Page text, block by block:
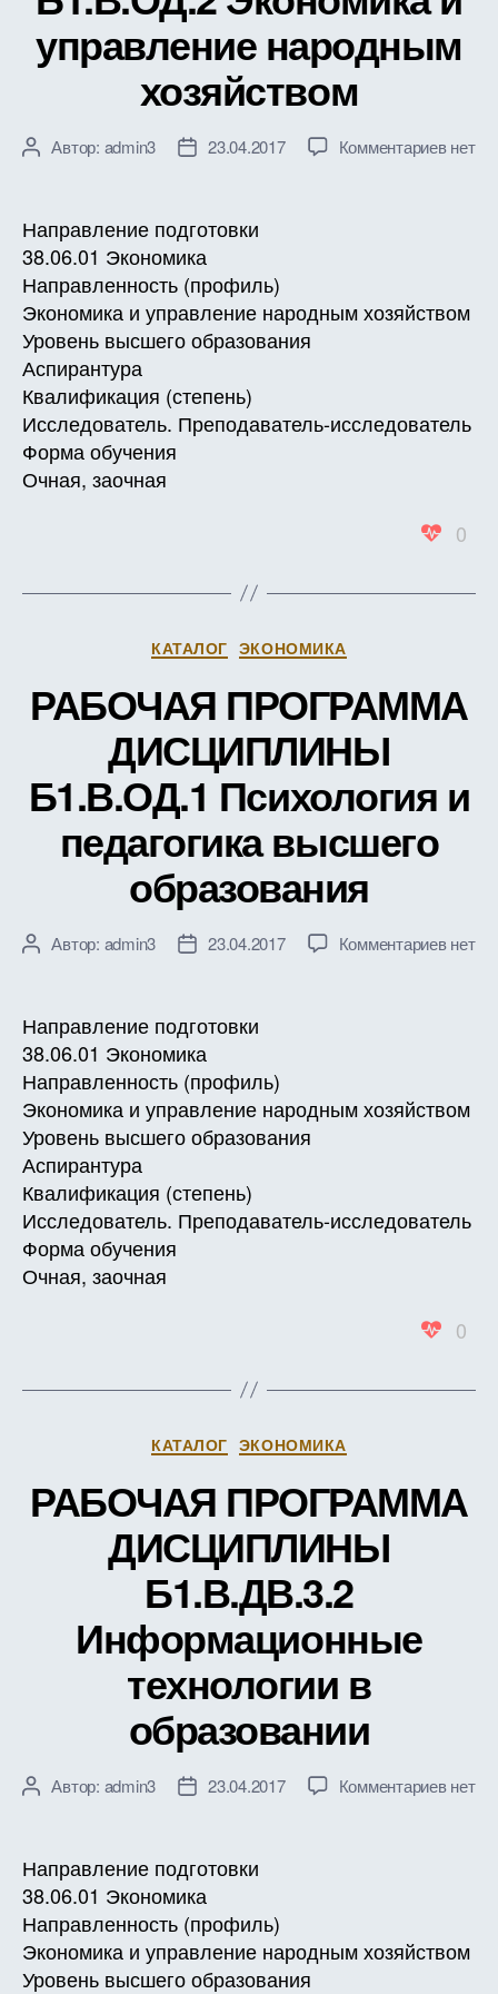
управление народным
хозяйством
АвторАвтор: admin3
Дата23.04.2017 Комментариевк
и
нет
Направление подготовки
38.06.01 Экономика
Направленность (профиль)
Экономика и управление народным хозяйством
Уровень высшего образования
Аспирантура
Квалификация (степень)
Исследователь. Преподаватель-исследователь
Форма обучения
Очная, заочная
0
Рубрики
КАТАЛОГ ЭКОНОМИКА
РАБОЧАЯ ПРОГРАММА
ДИСЦИПЛИНЫ
Б1.В.ОД.1 Психология и
педагогика высшего
образования
АвторАвтор: admin3
Дата23.04.2017 Комментариевк
и
нет
Направление подготовки
38.06.01 Экономика
Направленность (профиль)
Экономика и управление народным хозяйством
Уровень высшего образования
Аспирантура
Квалификация (степень)
Исследователь. Преподаватель-исследователь
Форма обучения
Очная, заочная
0
Рубрики
КАТАЛОГ ЭКОНОМИКА
РАБОЧАЯ ПРОГРАММА
ДИСЦИПЛИНЫ
Б1.В.ДВ.3.2
Информационные
технологии в
образовании
АвторАвтор: admin3
Дата23.04.2017 Комментариевк
нет
Направление подготовки
38.06.01 Экономика
Направленность (профиль)
Экономика и управление народным хозяйством
Уровень высшего образования